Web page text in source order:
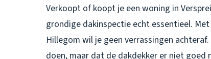
Verkoopt of koopt je een woning in
grondige dakinspectie echt essentieel.
Hillegom wil je geen verrassingen
doen, maar dat de dakdekker er niet goed